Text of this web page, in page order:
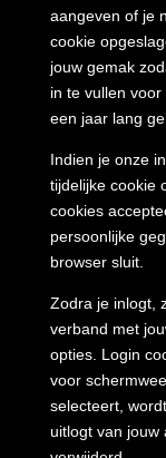
aangeven of je
cookie
jouw gemak
in te vullen
een jaar lang
Indien je onze
tijdelijke cookie
cookies
persoonlijke
browser sluit.
Zodra je inlogt,
verband met
opties. Login
voor
selecteert,
uitlogt van jouw